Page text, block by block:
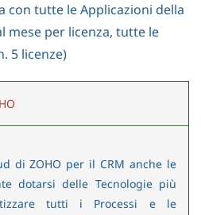
con tutte le Applicazioni della
mese per licenza, tutte le
5 licenze)
di ZOHO per il CRM anche le
dotarsi delle Tecnologie più
tutti i Processi e le